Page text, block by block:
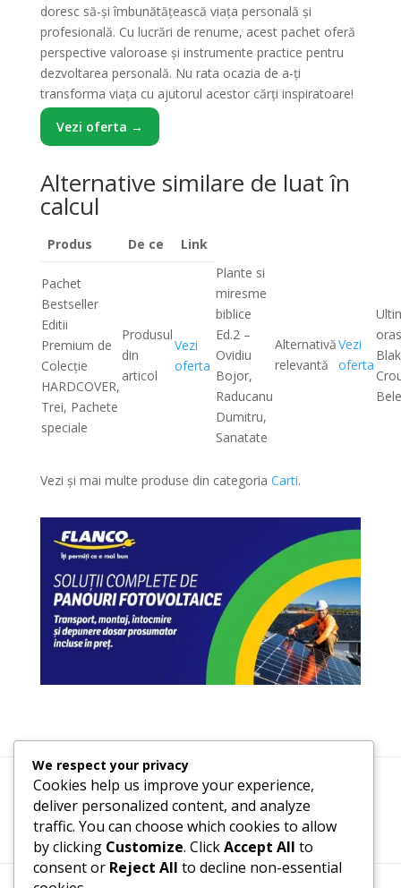
doresc să-și îmbunătățească viața personală și
profesională. Cu lucrări de renume, acest pachet oferă
perspective valoroase și instrumente practice pentru
dezvoltarea personală. Nu rata ocazia de a-ți
transforma viața cu ajutorul acestor cărți inspiratoare!
Vezi oferta →
Alternative similare de luat în
calcul
Produs De ce Link
Pachet
Bestseller
Editii
Premium de
Colecție
HARDCOVER,
Trei, Pachete
speciale
Produsul
din
articol
Vezi
oferta
Plante si
miresme
biblice
Ed.2 –
Ovidiu
Bojor,
Raducanu
Dumitru,
Sanatate
Alternativă
relevantă
Vezi
oferta
Vezi și mai multe produse din categoria Carti.
Termeni, Condiții & Protecția Datelor (GDPR)
We respect your privacy
Cookies help us improve your experience,
deliver personalized content, and analyze
traffic. You can choose which cookies to allow
by clicking Customize. ClickAccept All to
consent or Reject All to decline non-essential